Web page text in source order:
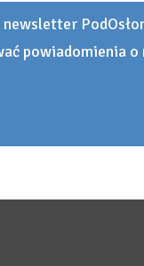
powiadomienia o